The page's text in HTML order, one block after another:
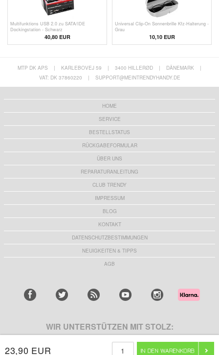
Multifunktions USB 2.0 zu SATA/IDE
Dockingstation - Schwarz
40,80 EUR
Universal Clip-On Sonnenbrille Kfz-Halterung -
Grau
10,10EUR
23,90 EUR
MTP DK APS | KARLEBOVEJ 59 | 3400 HILLERØD | DÄNEMARK
|
VAT: DK 37860220
| SUPPORT@MEINTRENDYHANDY.DE
HOME
SERVICE
BESTELLSTATUS
RÜCKGABEFORMULAR
ÜBER UNS
REPARATURANLEITUNG
CLUB TRENDY
IMPRESSUM
BLOG
KONTAKT
DATENSCHUTZBESTIMMUNGEN
NEUIGKEITEN & TIPPS
AGB
WIR UNTERSTÜTZEN MIT STOLZ: